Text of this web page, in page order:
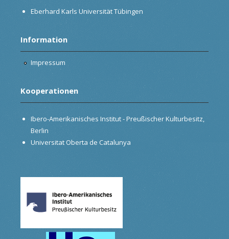
Eberhard Karls Universität Tübingen
Information
Impressum
Kooperationen
Ibero-Amerikanisches Institut - Preußischer Kulturbesitz,
Berlin
Universitat Oberta de Catalunya